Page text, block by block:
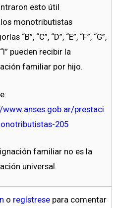
esto útil
los monotributistas
“B”, “C”, “D”, “E”, “F”, “G”,
“I” pueden recibir la
familiar por hijo.
prestaci
205
familiar no es la
universal.
o regístrese para comentar